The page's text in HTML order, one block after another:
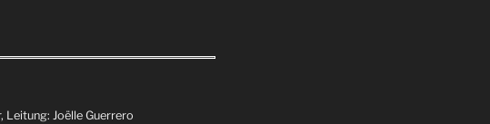
Leitung: Joëlle Guerrero